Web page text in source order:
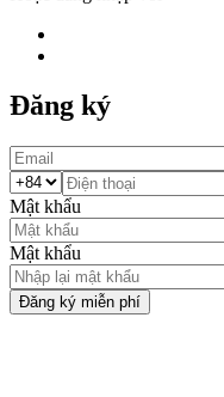
Đăng ký
Mật khẩu
Mật khẩu
Đăng ký miễn phí